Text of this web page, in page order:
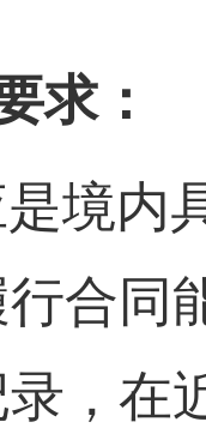
求：
境内
合同
，在